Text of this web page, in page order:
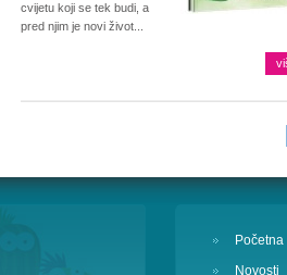
cvijetu koji se tek budi, a
pred njim je novi život...
Početna
Novosti